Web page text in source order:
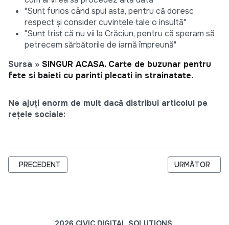
"Sunt furios când spui asta, pentru că doresc
respect și consider cuvintele tale o insultă"
"Sunt trist că nu vii la Crăciun, pentru că speram să
petrecem sărbătorile de iarnă împreună"
Sursa » SINGUR ACASA. Carte de buzunar pentru
fete si baieti cu parinti plecati in strainatate.
Ne ajuți enorm de mult dacă distribui articolul pe
rețele sociale:
ARTICOL PRECEDENT: ÎNALTUL COMISAR AL OSCE
PRECEDENT ARTICOLUL
URMĂTOR